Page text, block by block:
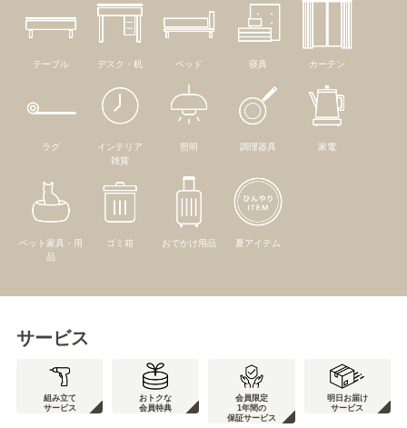
テーブル デスク・机 ベッド 寝具 カーテン
ラグ
インテリア
雑貨
照明 調理器具 家電
ペット家具・用
品
ゴミ箱 おでかけ用品 夏アイテム
サービス
組み立て
サービス
おトクな
会員特典
会員限定
1年間の
保証サービス
明日お届け
サービス